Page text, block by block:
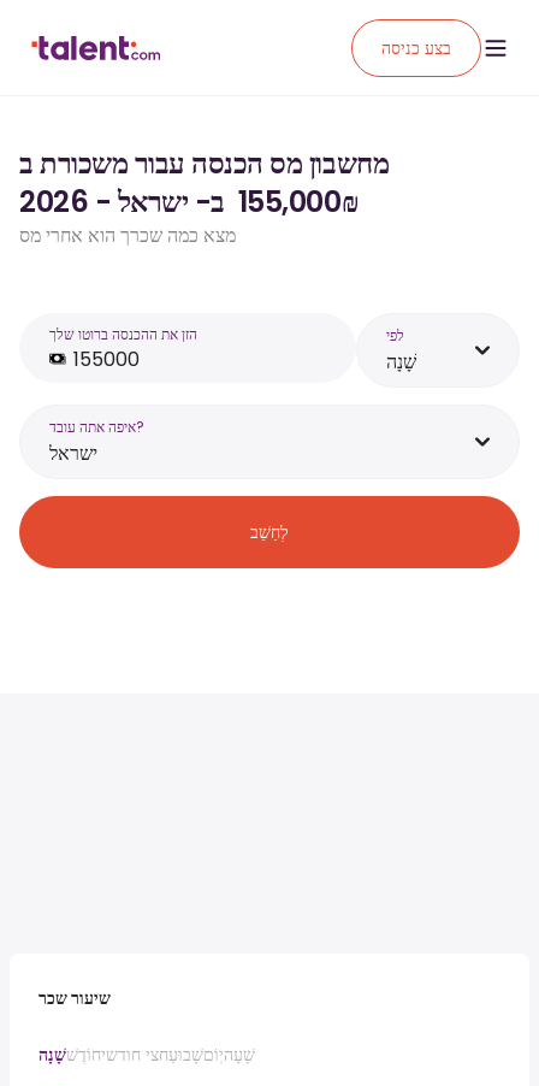
בצע כניסה
מחשבון מס הכנסה עבור משכורת ב
₪‏155,000 ‏ ב- ישראל - 2026
מצא כמה שכרך הוא אחרי מס
הזן את ההכנסה ברוטו שלך לפי
שָׁנָה
איפה אתה עובד?
ישראל
לְחַשֵׁב
שיעור שכר
שָׁנָהחוֹדֶשׁחצי חודשישָׁבוּעַיְוֹםשָׁעָה